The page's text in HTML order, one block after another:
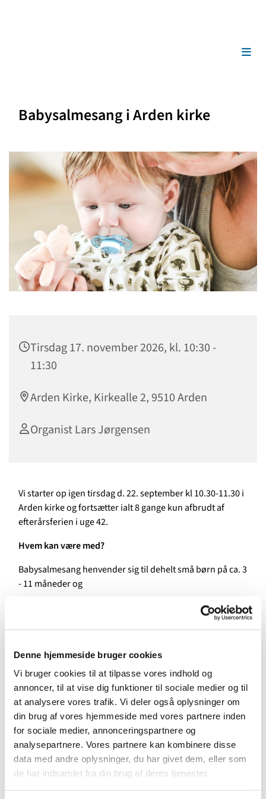
Denne hjemmeside bruger cookies
Vi bruger cookies til at tilpasse vores indhold og
annoncer, til at vise dig funktioner til sociale medier og til
at analysere vores trafik. Vi deler også oplysninger om
din brug af vores hjemmeside med vores partnere inden
for sociale medier, annonceringspartnere og
analysepartnere. Vores partnere kan kombinere disse
data med andre oplysninger, du har givet dem, eller som
de har indsamlet fra din brug af deres tjenester.
Babysalmesang i Arden kirke
Tirsdag 17. november 2026, kl. 10:30 -
11:30
Arden Kirke, Kirkealle 2, 9510 Arden
Organist Lars Jørgensen
Vi starter op igen tirsdag d. 22. september kl 10.30-11.30 i
Arden kirke og fortsætter ialt 8 gange kun afbrudt af
efterårsferien i uge 42.
Hvem kan være med?
Babysalmesang henvender sig til dehelt små børn på ca. 3
- 11 måneder og
Alle kan være med - uanset, hvordan man synger - også
ikke kommer i kirke hver søndag.
Hvordan foregår det?
Sammen synger vi salmer og sange, der vugges, laves
fagter, lyttes og leges. Der er forskellige rekvisitter feks.
sæbebobler, klokkespil, tørklæder og melodica, som
bruges i undervisningsforløbet for at stimulere barnets
sanser.
Undervejs i forløbet bliver der plads til at skifte ble, give